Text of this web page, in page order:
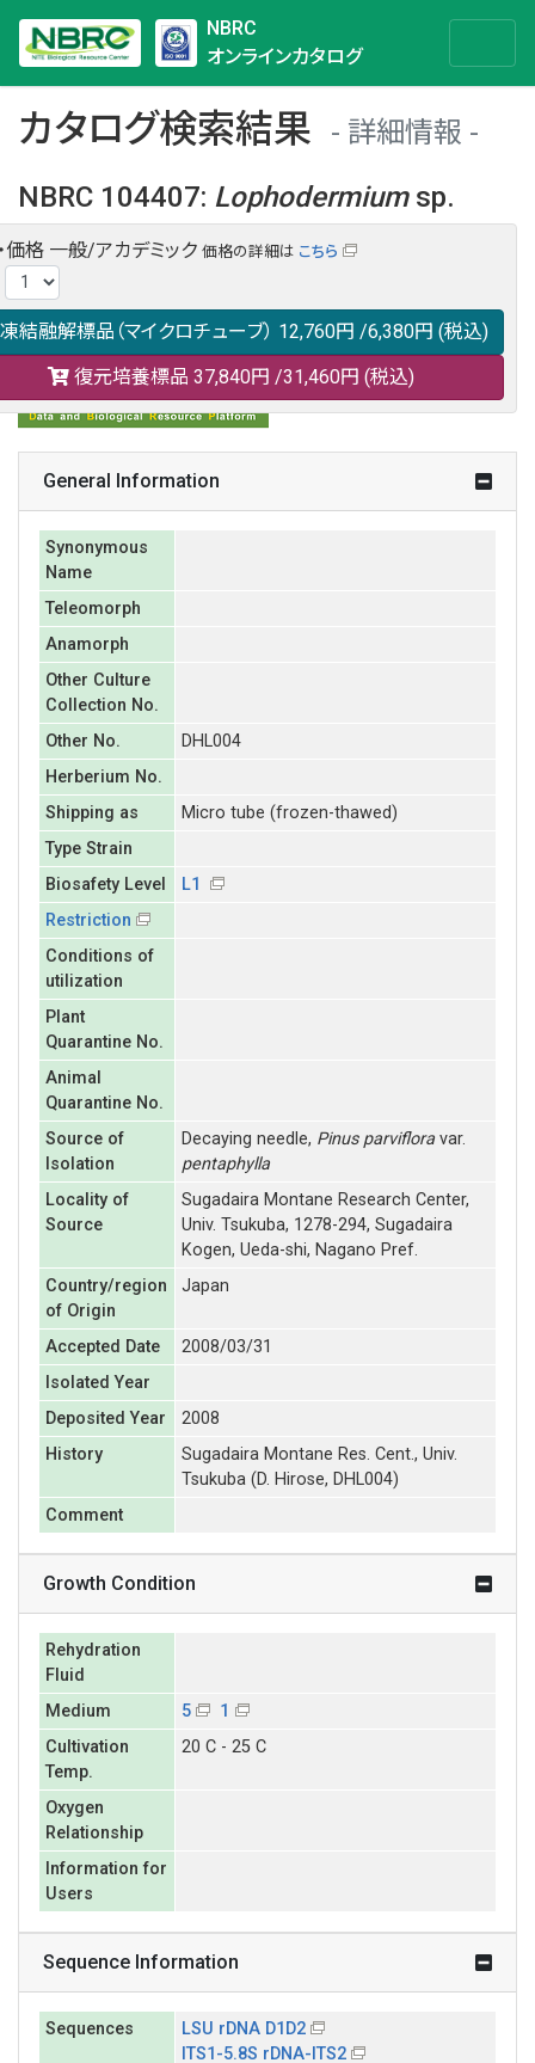
NBRC
オンラインカタログ
カタログ検索結果
詳細情報
NBRC 104407: Lophodermiumsp.
NBRC 104407の情報や関連データは以下のバナー(DBRP)か
らご覧ください。
日本語での検索も可能です。
価格 一般/アカデミック 価格の詳細は こちら
凍結融解標品（マイクロチューブ） 12,760円 /6,380円 (税込)
復元培養標品 37,840円 /31,460円 (税込)
General Information
Synonymous
Name
Teleomorph
Anamorph
Other Culture
Collection No.
Other No.
DHL004
Herberium No.
Shipping as
Micro tube (frozen-thawed)
Type Strain
Biosafety Level
L1
Restriction
Conditions of
utilization
Plant
Quarantine No.
Animal
Quarantine No.
Source of
Isolation
Decaying needle, Pinus parvifloravar.
pentaphylla
Locality of
Source
Sugadaira Montane Research Center,
Univ. Tsukuba, 1278-294, Sugadaira
Kogen, Ueda-shi, Nagano Pref.
Country/region
of Origin
Japan
Accepted Date
2008/03/31
Isolated Year
Deposited Year
2008
History
Sugadaira Montane Res. Cent., Univ.
Tsukuba (D. Hirose, DHL004)
Comment
Growth Condition
Rehydration
Fluid
Medium
5
1
Cultivation
Temp.
20 C - 25 C
Oxygen
Relationship
Information for
Users
Sequence Information
Sequences
LSU rDNA D1D2
ITS1-5.8S rDNA-ITS2